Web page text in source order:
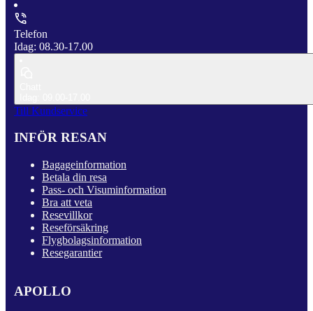
Telefon
Idag: 08.30-17.00
Till Kundservice
INFÖR RESAN
Bagageinformation
Betala din resa
Pass- och Visuminformation
Bra att veta
Resevillkor
Reseförsäkring
Flygbolagsinformation
Resegarantier
APOLLO